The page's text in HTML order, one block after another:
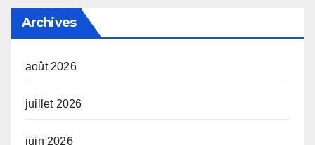
Archives
août 2026
juillet 2026
juin 2026